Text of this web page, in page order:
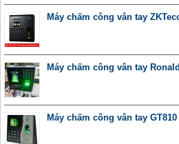
Máy chấm công vân tay
Máy chấm công vân tay
Máy chấm công vân tay GT810